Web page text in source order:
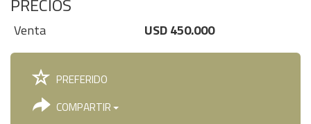
PRECIOS
Venta USD 450.000
PREFERIDO
COMPARTIR